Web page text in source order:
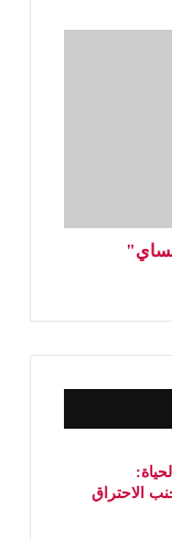
نساي"
الاحتراق